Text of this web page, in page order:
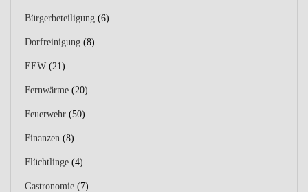
Bürgerbeteiligung (6)
Dorfreinigung (8)
EEW (21)
Fernwärme (20)
Feuerwehr (50)
Finanzen (8)
Flüchtlinge (4)
Gastronomie (7)